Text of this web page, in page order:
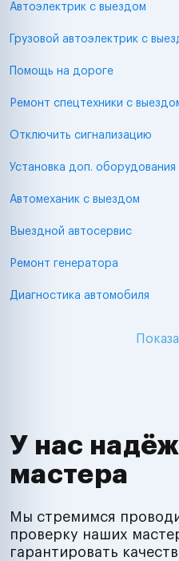
Автоэлектрик с выездом
Грузовой автоэлектрик с
Помощь на дороге
Ремонт спецтехники с
Отключить сигнализацию
Установка доп. оборудования
Автомеханик с выездом
Выездной автосервис
Ремонт генератора
Диагностика автомобиля
У нас
мастера
Мы стремимся
проверку наших
гарантировать